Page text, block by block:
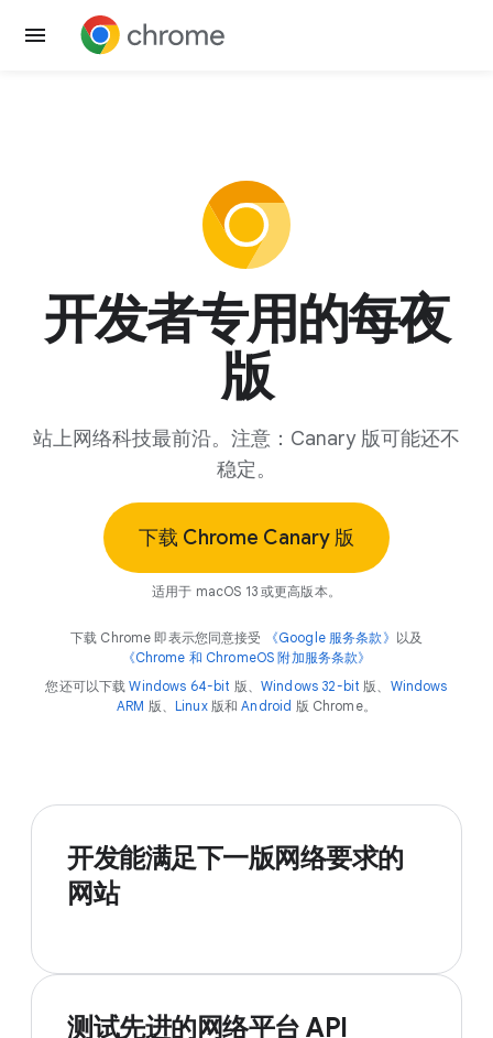
开发者专用的每夜
版
站上网络科技最前沿。注意：Canary 版可能还不
稳定。
下载 Chrome Canary 版
适用于 macOS 13 或更高版本。
下载 Chrome 即表示您同意接受 《Google 服务条款》 以及
《Chrome 和 ChromeOS 附加服务条款》
您还可以下载Windows 64-bit 版、 Windows 32-bit 版、 Windows
ARM 版、 Linux版和Android 版 Chrome。
开发能满足下一版网络要求的
网站
测试先进的网络平台 API